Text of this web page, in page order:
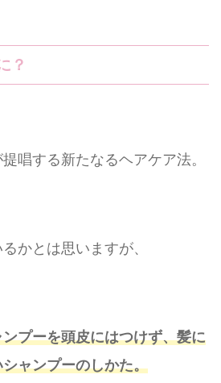
？
唱する新たなるヘアケア法。
かとは思いますが、
プーを頭皮にはつけず、髪に
ャンプーのしかた。